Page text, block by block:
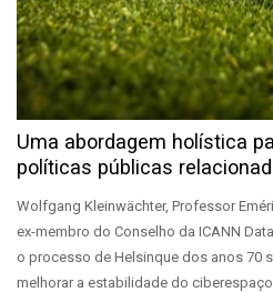
Uma abordagem holística
políticas públicas
Wolfgang Kleinwächter, Professor
ex-membro do Conselho da ICANN
o processo de Helsinque dos anos 70
melhorar a estabilidade do